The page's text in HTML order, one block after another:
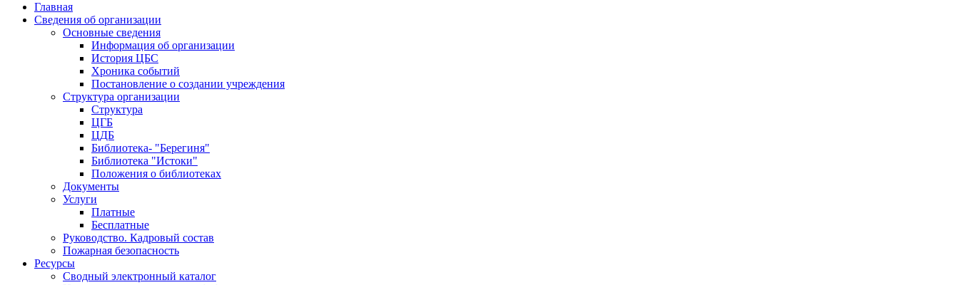
Главная
Сведения об организации
Основные сведения
Информация об организации
История ЦБС
Хроника событий
Постановление о создании учреждения
Структура организации
Структура
ЦГБ
ЦДБ
Библиотека- "Берегиня"
Библиотека "Истоки"
Положения о библиотеках
Документы
Услуги
Платные
Бесплатные
Руководство. Кадровый состав
Пожарная безопасность
Ресурсы
Сводный электронный каталог